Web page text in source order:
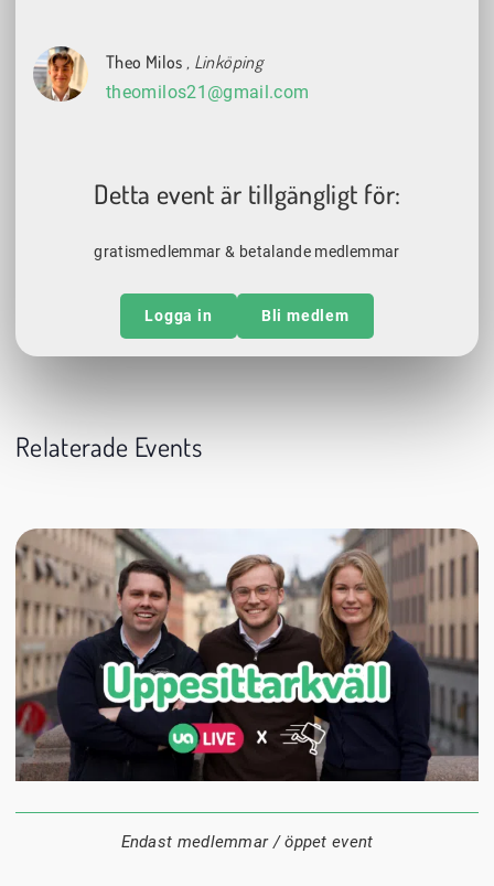
Theo Milos , Linköping
theomilos21@gmail.com
Detta event är tillgängligt för:
gratismedlemmar & betalande medlemmar
Logga in Bli medlem
Relaterade Events
24 augusti
20:00
Endast medlemmar / öppet event